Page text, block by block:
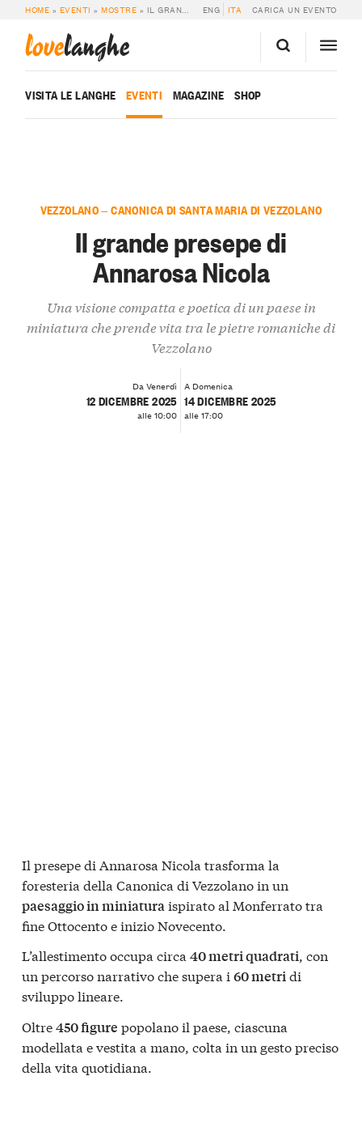
HOME » EVENTI »MOSTRE » IL GRANDE PRESEPE DI ANNAROSA NICOLA ENG ITA CARICA UN EVENTO
lovelanghe
VISITA LE LANGHE EVENTI MAGAZINE SHOP
VEZZOLANO — CANONICA DI SANTA MARIA DI VEZZOLANO
Il grande presepe di
Annarosa Nicola
Una visione compatta e poetica di un paese in
miniatura che prende vita tra le pietre romaniche di
Vezzolano
Da Venerdì
12 DICEMBRE 2025
alle 10:00
A Domenica
14 DICEMBRE 2025
alle 17:00
Il presepe di Annarosa Nicola trasforma la
foresteria della Canonica di Vezzolano in un
paesaggio in miniaturaispirato al Monferrato tra
fine Ottocento e inizio Novecento.
L’allestimento occupa circa 40 metri quadrati, con
un percorso narrativo che supera i 60 metridi
sviluppo lineare.
Oltre450 figure popolano il paese, ciascuna
modellata e vestita a mano, colta in un gesto preciso
della vita quotidiana.